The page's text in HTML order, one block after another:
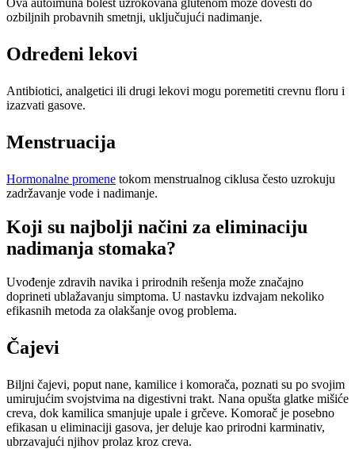
ozbiljnih probavnih smetnji, uključujući nadimanje.
Određeni lekovi
Antibiotici, analgetici ili drugi lekovi mogu poremetiti crevnu floru i
izazvati gasove.
Menstruacija
Hormonalne promene tokom menstrualnog ciklusa često uzrokuju
zadržavanje vode i nadimanje.
Koji su najbolji načini za eliminaciju
nadimanja stomaka?
Uvođenje zdravih navika i prirodnih rešenja može značajno
doprineti ublažavanju simptoma. U nastavku izdvajam nekoliko
efikasnih metoda za olakšanje ovog problema.
Čajevi
Biljni čajevi, poput nane, kamilice i komorača, poznati su po svojim
umirujućim svojstvima na digestivni trakt. Nana opušta glatke mišiće
creva, dok kamilica smanjuje upale i grčeve. Komorač je posebno
efikasan u eliminaciji gasova, jer deluje kao prirodni karminativ,
ubrzavajući njihov prolaz kroz creva.